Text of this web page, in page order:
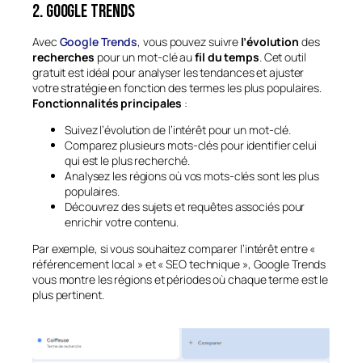
2. Google Trends
Avec Google Trends, vous pouvez suivre l’évolution des
recherches pour un mot-clé aufil du temps. Cet outil
gratuit est idéal pour analyser les tendances et ajuster
votre stratégie en fonction des termes les plus populaires.
Fonctionnalités principales :
Suivez l’évolution de l’intérêt pour un mot-clé.
Comparez plusieurs mots-clés pour identifier celui
qui est le plus recherché.
Analysez les régions où vos mots-clés sont les plus
populaires.
Découvrez des sujets et requêtes associés pour
enrichir votre contenu.
Par exemple, si vous souhaitez comparer l’intérêt entre «
référencement local » et « SEO technique », Google Trends
vous montre les régions et périodes où chaque terme est le
plus pertinent.